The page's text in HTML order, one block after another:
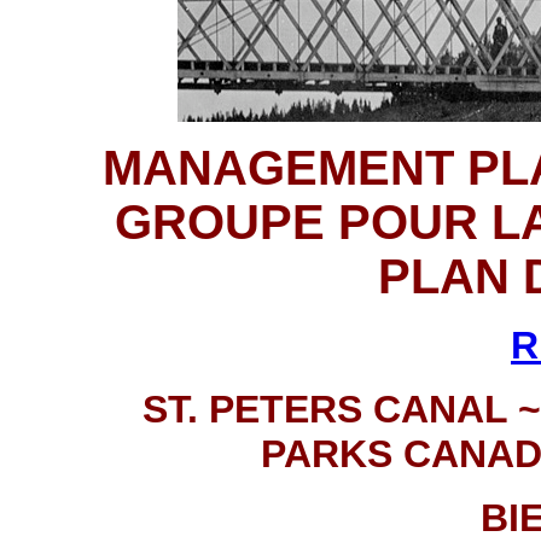
MANAGEMENT
GROUPE POUR
PLAN
ST. PETERS CANAL
PARKS